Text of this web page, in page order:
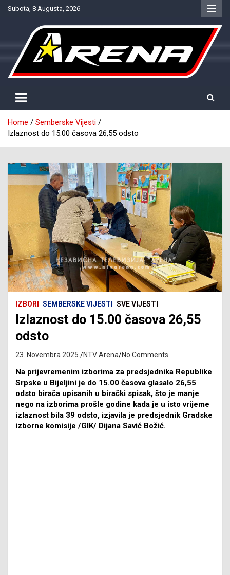
SkipSubota, 8 Augusta, 2026
NTV Arena
Home
Semberske Vijesti
Izlaznost do 15.00 časova 26,55 odsto
IZBORI SEMBERSKE VIJESTI SVE VIJESTI
Izlaznost do 15.00 časova 26,55
odsto
23. Novembra 2025. NTV Arena No Comments
Na prijevremenim izborima za predsjednika Republike
Srpske u Bijeljini je do 15.00 časova glasalo 26,55
odsto birača upisanih u birački spisak, što je manje
nego na izborima prošle godine kada je u isto vrijeme
izlaznost bila 39 odsto, izjavila je predsjednik Gradske
izborne komisije /GIK/ Dijana Savić Božić.